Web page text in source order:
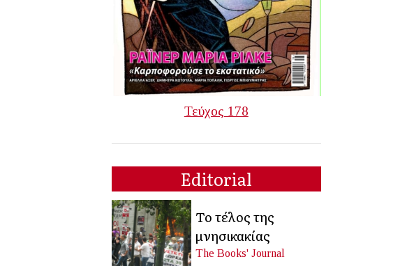
Τεύχος 178
Editorial
Το τέλος της
μνησικακίας
The Books' Journal